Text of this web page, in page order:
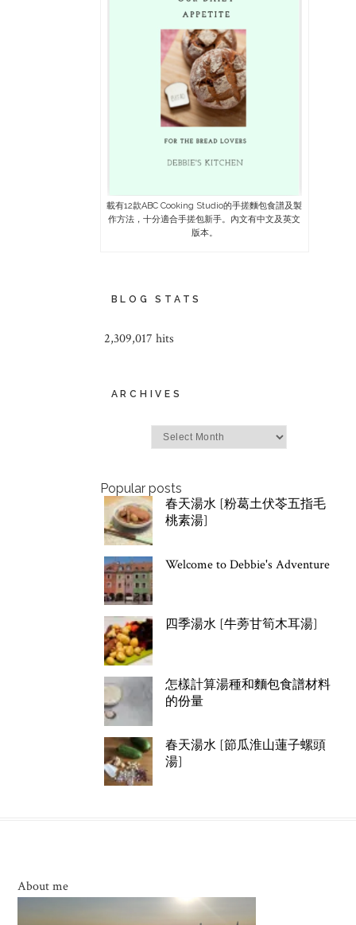
載有12款ABC Cooking Studio的手搓麵包食譜及製
作方法，十分適合手搓包新手。內文有中文及英文
版本。
BLOG STATS
2,309,017 hits
ARCHIVES
Popular posts
春天湯水 [粉葛土伏苓五指毛
桃素湯]
Welcome to Debbie's Adventure
四季湯水 [牛蒡甘筍木耳湯]
怎樣計算湯種和麵包食譜材料
的份量
春天湯水 [節瓜淮山蓮子螺頭
湯]
About me